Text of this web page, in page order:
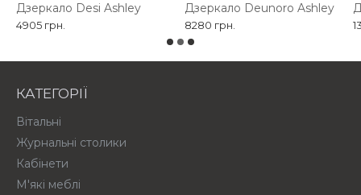
Дзеркало Desi Ashley
4905 грн.
Дзеркало Deunoro Ashley
8280 грн.
КАТЕГОРІЇ
Вітальні
Журнальні столики
Кабінети
М'які меблі